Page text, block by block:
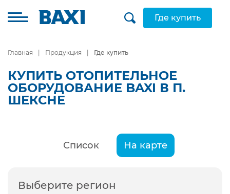
Где купить
Главная Продукция Где купить
КУПИТЬ ОТОПИТЕЛЬНОЕ
ОБОРУДОВАНИЕ BAXI В П.
ШЕКСНЕ
Список На карте
Выберите регион